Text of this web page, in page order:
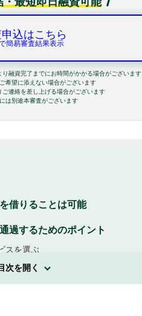
込はこちら
簡易審査結果表示
融資完了までにお時間がかかる場合がございます
希望に添えない場合がございます
連絡を差し上げる場合がございます
は別途本審査がございます
借りることは可能
過するためのポイント
スを選ぶ
次を開く